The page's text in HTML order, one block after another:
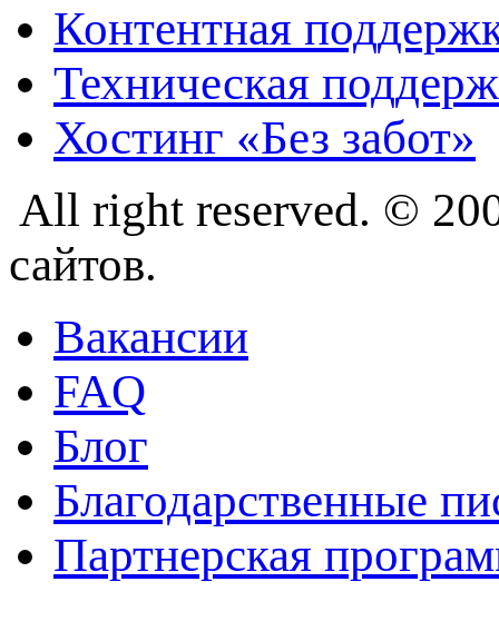
Контентная
Техническая
Хостинг «Без забот»
All right reserved. ©
сайтов.
Вакансии
FAQ
Блог
Благодарственные
Партнерская